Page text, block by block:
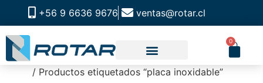
+56 9 6636 9676 ventas@rotar.cl
0
/ Productos etiquetados “placa inoxidable”